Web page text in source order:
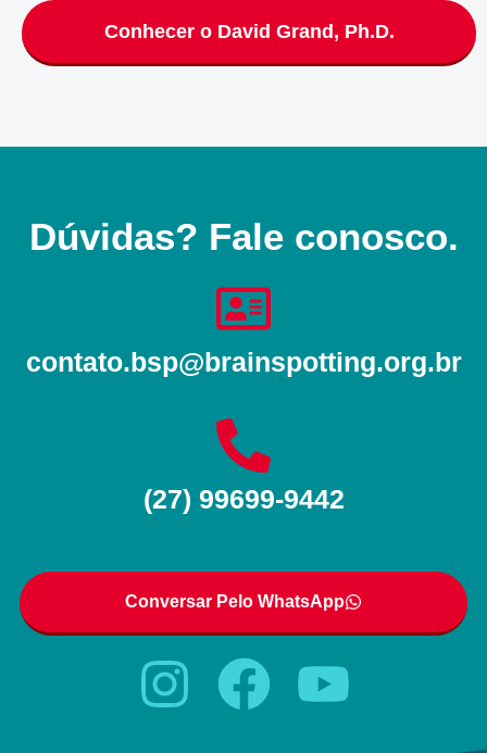
Conhecer o David Grand, Ph.D.
Dúvidas? Fale conosco.
contato.bsp@brainspotting.org.br
(27) 99699-9442
Conversar Pelo WhatsApp